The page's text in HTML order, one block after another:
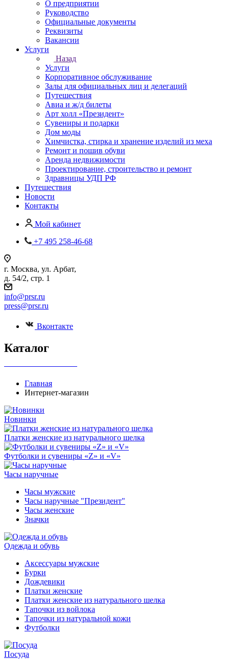
О предприятии
Руководство
Официальные документы
Реквизиты
Вакансии
Услуги
Назад
Услуги
Корпоративное обслуживание
Залы для официальных лиц и делегаций
Путешествия
Авиа и ж/д билеты
Арт холл «Президент»
Сувениры и подарки
Дом моды
Химчистка, стирка и хранение изделий из меха
Ремонт и пошив обуви
Аренда недвижимости
Проектирование, строительство и ремонт
Здравницы УДП РФ
Путешествия
Новости
Контакты
Мой кабинет
+7 495 258-46-68
г. Москва, ул. Арбат,
д. 54/2, стр. 1
info@prsr.ru
press@prsr.ru
Вконтакте
Каталог
Главная
Интернет-магазин
Новинки
Платки женские из натурального шелка
Футболки и сувениры «Z» и «V»
Часы наручные
Часы мужские
Часы наручные "Президент"
Часы женские
Значки
Одежда и обувь
Аксессуары мужские
Бурки
Дождевики
Платки женские
Платки женские из натурального шелка
Тапочки из войлока
Тапочки из натуральной кожи
Футболки
Посуда